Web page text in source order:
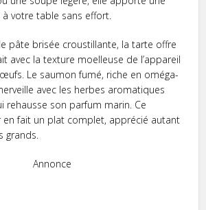
à votre table sans effort.
pâte brisée croustillante, la tarte offre
avec la texture moelleuse de l’appareil
Le saumon fumé, riche en oméga-
avec les herbes aromatiques
rehausse son parfum marin. Ce
en fait un plat complet, apprécié autant
grands.
Annonce